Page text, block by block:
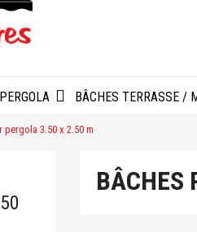
BÂCHES TERRASSE /
pergola 3.50 x 2.50 m
BÂCHES